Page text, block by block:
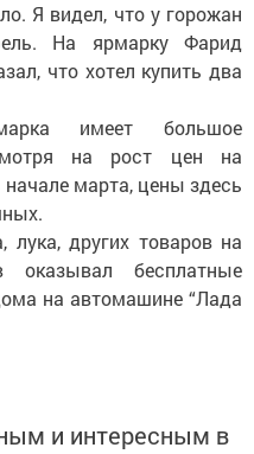
Я видел, что у горожан
На ярмарку Фарид
что хотел купить два
имеет большое
на рост цен на
марта, цены здесь
лука, других товаров на
бесплатные
на автомашине “Лада
и интересным в